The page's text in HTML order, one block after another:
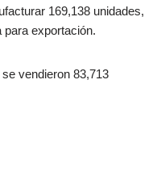
169,138 unidades,
exportación.
vendieron 83,713